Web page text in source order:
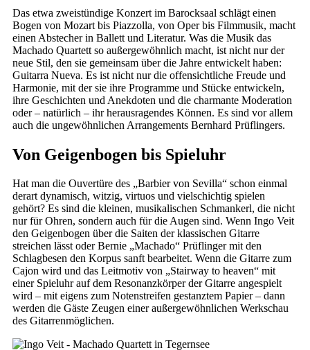
Das etwa zweistündige Konzert im Barocksaal schlägt einen
Bogen von Mozart bis Piazzolla, von Oper bis Filmmusik, macht
einen Abstecher in Ballett und Literatur. Was die Musik das
Machado Quartett so außergewöhnlich macht, ist nicht nur der
neue Stil, den sie gemeinsam über die Jahre entwickelt haben:
Guitarra Nueva. Es ist nicht nur die offensichtliche Freude und
Harmonie, mit der sie ihre Programme und Stücke entwickeln,
ihre Geschichten und Anekdoten und die charmante Moderation
oder – natürlich – ihr herausragendes Können. Es sind vor allem
auch die ungewöhnlichen Arrangements Bernhard Prüflingers.
Von Geigenbogen bis Spieluhr
Hat man die Ouvertüre des „Barbier von Sevilla“ schon einmal
derart dynamisch, witzig, virtuos und vielschichtig spielen
gehört? Es sind die kleinen, musikalischen Schmankerl, die nicht
nur für Ohren, sondern auch für die Augen sind. Wenn Ingo Veit
den Geigenbogen über die Saiten der klassischen Gitarre
streichen lässt oder Bernie „Machado“ Prüflinger mit den
Schlagbesen den Korpus sanft bearbeitet. Wenn die Gitarre zum
Cajon wird und das Leitmotiv von „Stairway to heaven“ mit
einer Spieluhr auf dem Resonanzkörper der Gitarre angespielt
wird – mit eigens zum Notenstreifen gestanztem Papier – dann
werden die Gäste Zeugen einer außergewöhnlichen Werkschau
des Gitarrenmöglichen.